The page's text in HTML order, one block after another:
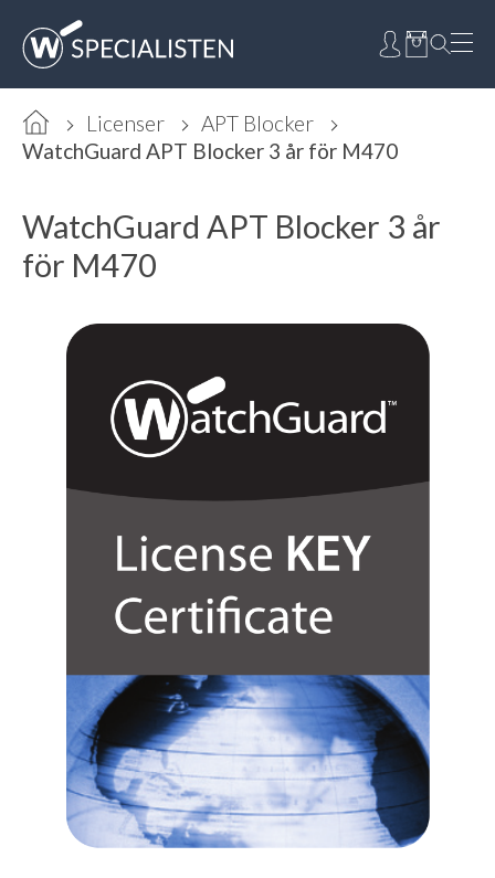
Licenser
APT Blocker
WatchGuard APT Blocker 3 år för M470
WatchGuard APT Blocker 3 år
för M470